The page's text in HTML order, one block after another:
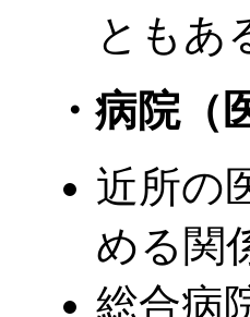
ともあ
・病院（
近所の
める関
総合病